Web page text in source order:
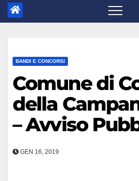
BANDI E CONCORSI
Comune di
della
– Avviso
GEN 16, 2019